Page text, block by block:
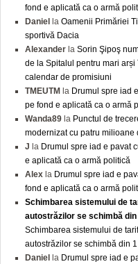
fond e aplicată ca o armă
Daniel
la Oamenii Primăriei
sportivă Dacia
Alexander la Sorin Şipoş
de la Spitalul pentru mari
calendar de promisiuni
TMEUTM la Drumul spre iad
pe fond e aplicată ca o armă
Wanda89 la Punctul de
modernizat cu patru milioane
J la Drumul spre iad e pavat
e aplicată ca o armă politică
Alex la Drumul spre iad e
fond e aplicată ca o armă
Schimbarea sistemului de
autostrăzilor se schimbă
Schimbarea sistemului de
autostrăzilor se schimbă din
Daniel
la Drumul spre iad e